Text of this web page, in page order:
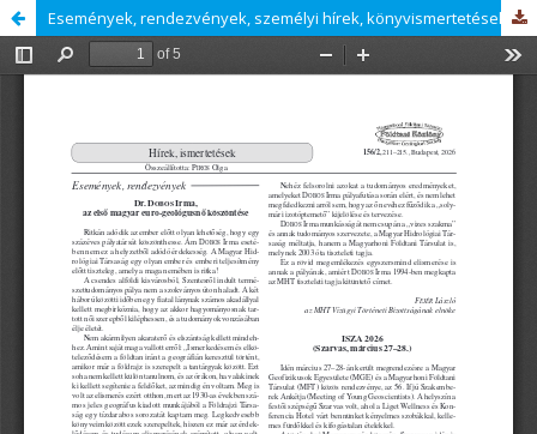
Események, rendezvények, személyi hírek, könyvismertetések